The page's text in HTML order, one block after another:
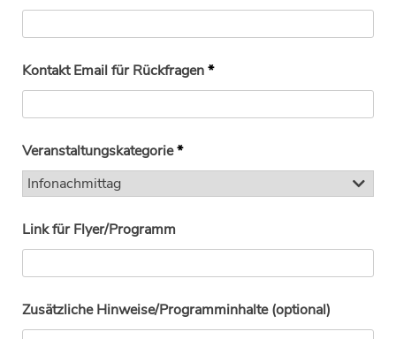
Kontakt Email für Rückfragen*
Veranstaltungskategorie*
Link für Flyer/Programm
Zusätzliche Hinweise/Programminhalte (optional)